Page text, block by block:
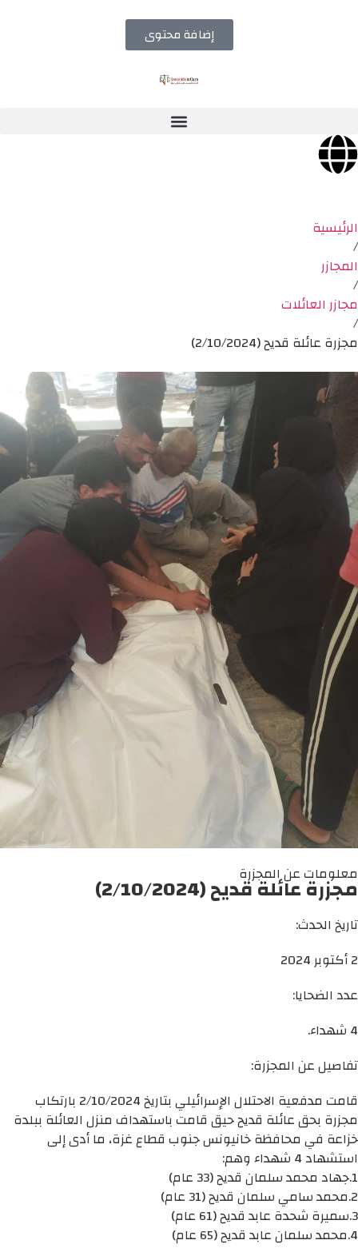
إضافة محتوى
الرئيسية
/
المجازر
/
مجازر العائلات
/
مجزرة عائلة قديح (2/10/2024)
معلومات عن المجزرة
مجزرة عائلة قديح (2/10/2024)
تاريخ الحدث:
2 أكتوبر 2024
عدد الضحايا:
4 شهداء.
تفاصيل عن المجزرة:
قامت مدفعية الاحتلال الإسرائيلي بتاريخ 2/10/2024 بارتكاب
مجزرة بحق عائلة قديح حيق قامت باستهداف منزل العائلة ببلدة
خزاعة في محافظة خانيونس جنوب قطاع غزة، ما أدى إلى
استشهاد 4 شهداء وهم:
1.جهاد محمد سلمان قديح (33 عام)
2.محمد سامي سلمان قديح (31 عام)
3.سميرة شحدة عابد قديح (61 عام)
4.محمد سلمان عابد قديح (65 عام)